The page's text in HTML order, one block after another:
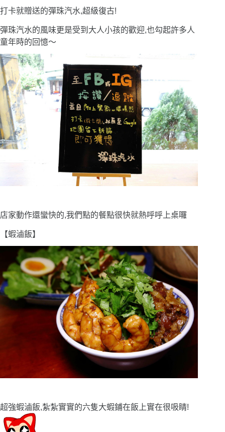
打卡就贈送的彈珠汽水,超級復古!
彈珠汽水的風味更是受到大人小孩的歡迎,也勾起許多人
童年時的回憶〜
店家動作還蠻快的,我們點的餐點很快就熱呼呼上桌囉
【蝦滷飯】
超強蝦滷飯,紮紮實實的六隻大蝦鋪在飯上實在很吸睛!